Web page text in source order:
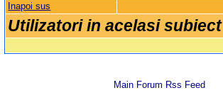
Inapoi sus
Utilizatori in acelasi subiect
Main Forum Rss Feed